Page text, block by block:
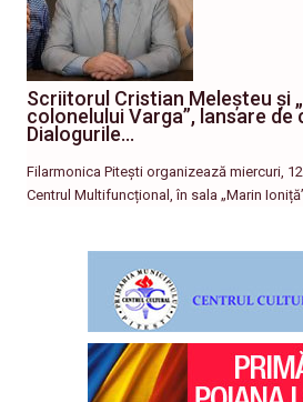
Scriitorul Cristian Meleșteu și
colonelului Varga”, lansare de
Dialogurile…
Filarmonica Pitești organizează miercuri,
Centrul Multifuncțional, în sala „Marin